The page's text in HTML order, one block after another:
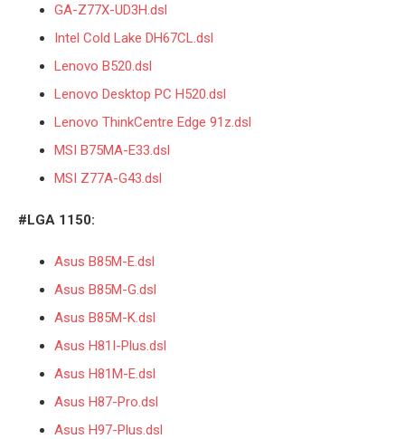
GA-Z77X-UD3H.dsl
Intel Cold Lake DH67CL.dsl
Lenovo B520.dsl
Lenovo Desktop PC H520.dsl
Lenovo ThinkCentre Edge 91z.dsl
MSI B75MA-E33.dsl
MSI Z77A-G43.dsl
#LGA 1150:
Asus B85M-E.dsl
Asus B85M-G.dsl
Asus B85M-K.dsl
Asus H81I-Plus.dsl
Asus H81M-E.dsl
Asus H87-Pro.dsl
Asus H97-Plus.dsl